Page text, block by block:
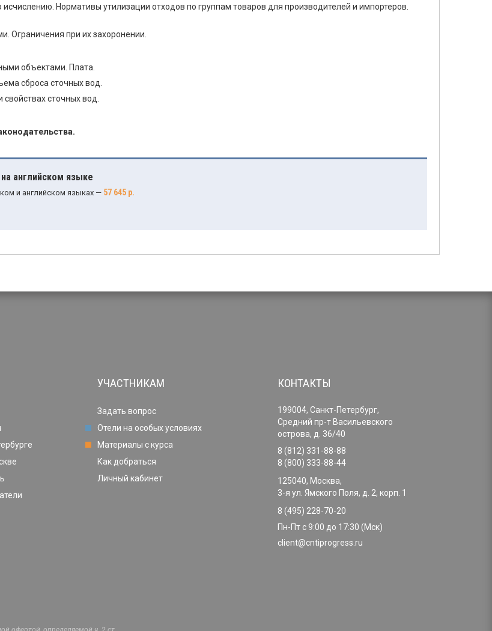
Нормативы утилизации отходов по группам товаров для производителей и импортеров.
Ограничения при их захоронении.
объектами. Плата.
сброса сточных вод.
сточных вод.
английском языке
и английском языках — 57 645 р.
УЧАСТНИКАМ
Задать вопрос
Отели на особых условиях
Материалы с курса
Как добраться
Личный кабинет
КОНТАКТЫ
199004, Санкт-Петербург,
Средний пр-т Васильевского
острова, д. 36/40
8 (812) 331-88-88
8 (800) 333-88-44
125040, Москва,
3-я ул. Ямского Поля, д. 2, корп. 1
8 (495) 228-70-20
Пн-Пт с 9:00 до 17:30 (Мск)
client@cntiprogress.ru